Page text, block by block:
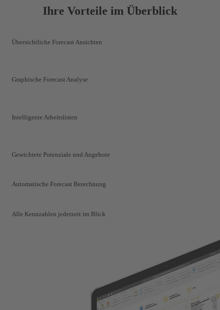
Ihre Vorteile im Überblick
Übersichtliche Forecast Ansichten
Graphische Forecast Analyse
Intelligente Arbeitslisten
Gewichtete Potenziale und Angebote
Automatische Forecast Berechnung
Alle Kennzahlen jederzeit im Blick